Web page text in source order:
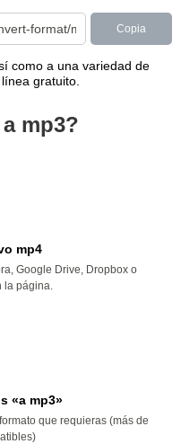
Copia
como a una variedad de
gratuito.
mp3?
mp4
Google Drive, Dropbox o
la página.
«a mp3»
que requieras (más de